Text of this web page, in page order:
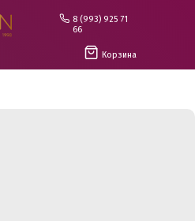
8 (993) 925 71
66
Корзина